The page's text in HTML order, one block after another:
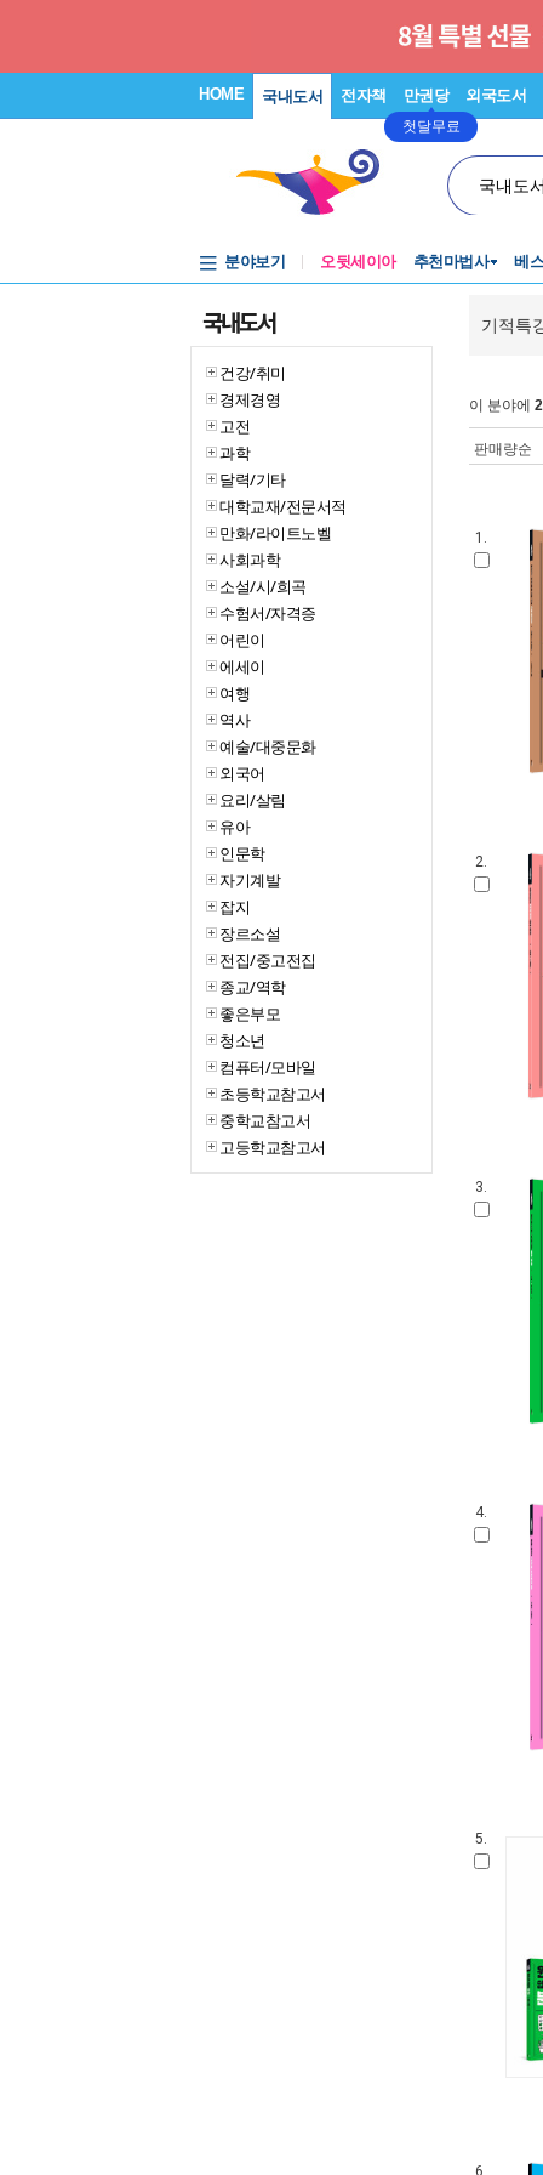
HOME 국내도서 전자책 만권당
첫달무료
외국도서
국내도
분야보기 오뒷세이아 추천마법사 베
국내도서
건강/취미
경제경영
고전
과학
달력/기타
대학교재/전문서적
만화/라이트노벨
사회과학
소설/시/희곡
수험서/자격증
어린이
에세이
여행
역사
예술/대중문화
외국어
요리/살림
유아
인문학
자기계발
잡지
장르소설
전집/중고전집
종교/역학
좋은부모
청소년
컴퓨터/모바일
초등학교참고서
중학교참고서
고등학교참고서
기적특
이 분야에
판매량순
1.
2.
3.
4.
5.
6.